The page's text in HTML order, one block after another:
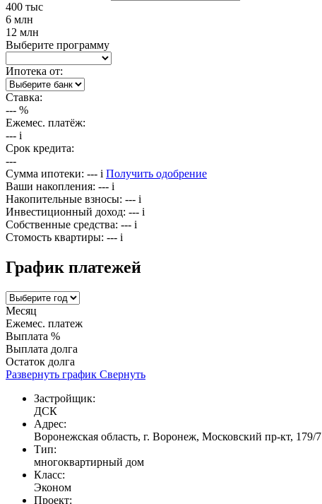
400 тыс
6 млн
12 млн
Выберите программу
Ипотека от:
Ставка:
--- %
Ежемес. платёж:
--- i
Срок кредита:
---
Сумма ипотеки: --- i Получить одобрение
Ваши накопления: --- i
Накопительные взносы: --- i
Инвестиционный доход: --- i
Собственные средства: --- i
Стомость квартиры: --- i
График платежей
Месяц
Ежемес. платеж
Выплата %
Выплата долга
Остаток долга
Развернуть график Свернуть
Застройщик:
ДСК
Адрес:
Воронежская область, г. Воронеж, Московский пр-кт, 179/7
Тип:
многоквартирный дом
Класс:
Эконом
Проект: